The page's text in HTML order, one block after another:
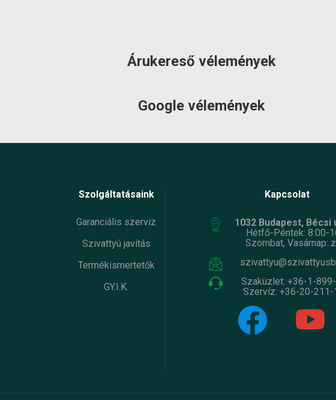
Árukereső vélemények
Google vélemények
Szolgáltatásaink
Garanciális szerviz
Szivattyú javítás
Termékismertetők
GY.I.K.
Kapcsolat
1032 Budapest, Bécsi
Hétfő-Péntek: 8:00-
Szombat, Vasárnap:
Szaküzlet: +36-1-
Szervíz: +36-20-211-